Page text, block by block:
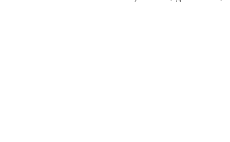
Mobilappen använder termen